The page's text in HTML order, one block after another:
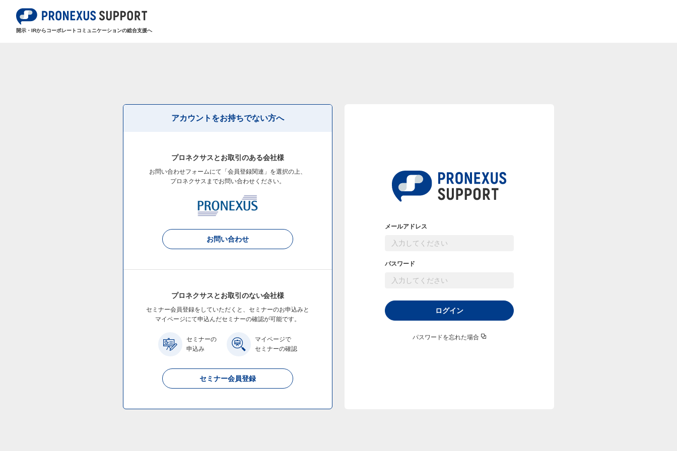
開示・IRからコーポレートコミュニケーションの総合支援へ
メールアドレス
パスワード
ログイン
パスワードを忘れた場合
アカウントをお持ちでない方へ
プロネクサスとお取引のある会社様
お問い合わせフォームにて「会員登録関連」を選択の上、
プロネクサスまでお問い合わせください。
お問い合わせ
プロネクサスとお取引のない会社様
セミナー会員登録をしていただくと、セミナーのお申込みと
マイページにて申込んだセミナーの確認が可能です。
セミナーの
申込み
マイページで
セミナーの確認
セミナー会員登録